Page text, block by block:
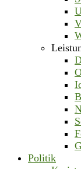
Politik